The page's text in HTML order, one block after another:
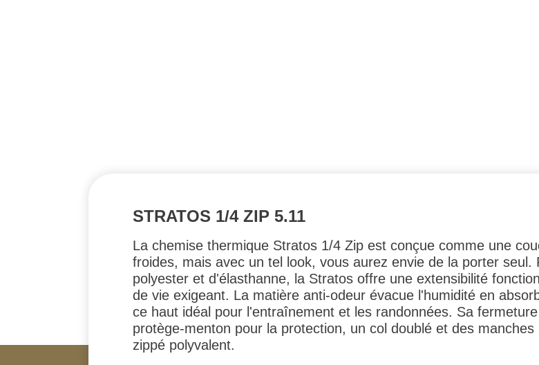
STRATOS 1/4 ZIP 5.11
La chemise thermique Stratos 1/4 Zip est conçue comme une
froides, mais avec un tel look, vous aurez envie de la porter
polyester et d'élasthanne, la Stratos offre une extensibilité
de vie exigeant. La matière anti-odeur évacue l'humidité en
ce haut idéal pour l'entraînement et les randonnées. Sa
protège-menton pour la protection, un col doublé et des
zippé polyvalent.